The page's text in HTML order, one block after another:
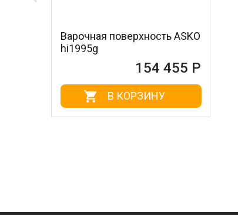
Варочная поверхность ASKO
hi1995g
154 455 Р
В КОРЗИНУ